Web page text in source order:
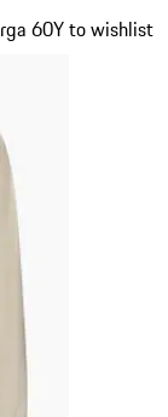
60Y to wishlist